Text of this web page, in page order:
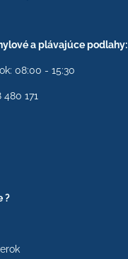
a plávajúce podlahy:
08:00 - 15:30
480 171
?